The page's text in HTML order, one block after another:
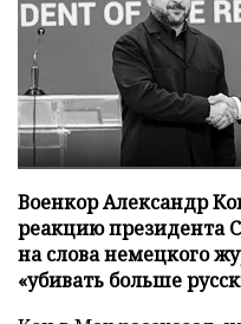
Военкор Александр
реакцию президента
на слова немецкого
«убивать больше